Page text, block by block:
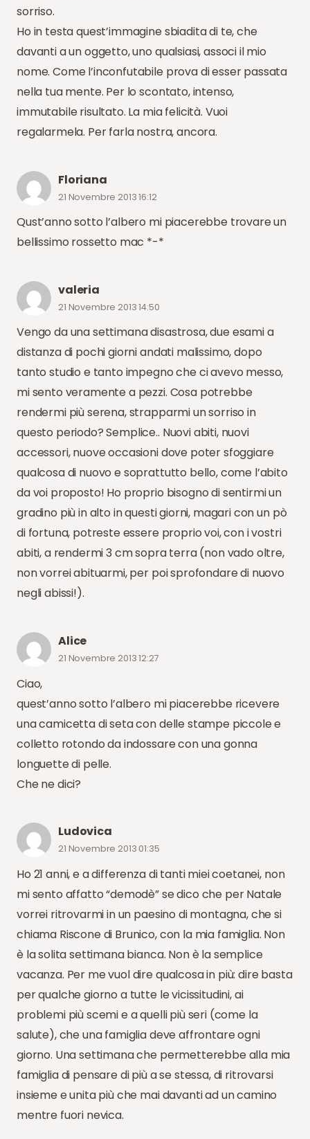
sorriso.
Ho in testa quest’immagine sbiadita di te, che
davanti a un oggetto, uno qualsiasi, associ il mio
nome. Come l’inconfutabile prova di esser passata
nella tua mente. Per lo scontato, intenso,
immutabile risultato. La mia felicità. Vuoi
regalarmela. Per farla nostra, ancora.
Floriana
21 Novembre 2013 16:12
Qust’anno sotto l’albero mi piacerebbe trovare un
bellissimo rossetto mac *-*
valeria
21 Novembre 2013 14:50
Vengo da una settimana disastrosa, due esami a
distanza di pochi giorni andati malissimo, dopo
tanto studio e tanto impegno che ci avevo messo,
mi sento veramente a pezzi. Cosa potrebbe
rendermi più serena, strapparmi un sorriso in
questo periodo? Semplice.. Nuovi abiti, nuovi
accessori, nuove occasioni dove poter sfoggiare
qualcosa di nuovo e soprattutto bello, come l’abito
da voi proposto! Ho proprio bisogno di sentirmi un
gradino più in alto in questi giorni, magari con un pò
di fortuna, potreste essere proprio voi, con i vostri
abiti, a rendermi 3 cm sopra terra (non vado oltre,
non vorrei abituarmi, per poi sprofondare di nuovo
negli abissi!).
Alice
21 Novembre 2013 12:27
Ciao,
quest’anno sotto l’albero mi piacerebbe ricevere
una camicetta di seta con delle stampe piccole e
colletto rotondo da indossare con una gonna
longuette di pelle.
Che ne dici?
Ludovica
21 Novembre 2013 01:35
Ho 21 anni, e a differenza di tanti miei coetanei, non
mi sento affatto “demodè” se dico che per Natale
vorrei ritrovarmi in un paesino di montagna, che si
chiama Riscone di Brunico, con la mia famiglia. Non
è la solita settimana bianca. Non è la semplice
vacanza. Per me vuol dire qualcosa in più: dire basta
per qualche giorno a tutte le vicissitudini, ai
problemi più scemi e a quelli più seri (come la
salute), che una famiglia deve affrontare ogni
giorno. Una settimana che permetterebbe alla mia
famiglia di pensare di più a se stessa, di ritrovarsi
insieme e unita più che mai davanti ad un camino
mentre fuori nevica.